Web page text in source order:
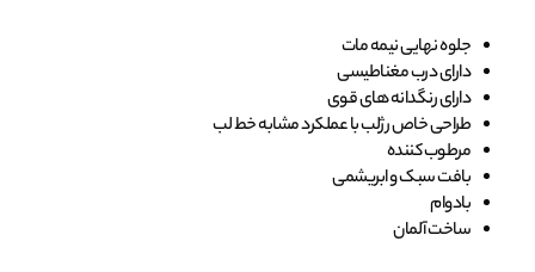
جلوه نهایی نیمه مات
دارای درب مغناطیسی
دارای رنگدانه های قوی
طراحی خاص رژلب با عملکرد مشابه خط لب
مرطوب کننده
بافت سبک و ابریشمی
بادوام
ساخت آلمان